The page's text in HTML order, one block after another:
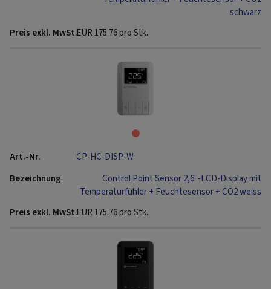
schwarz
EUR 175.76pro Stk.
CP-HC-DISP-W
Control Point Sensor 2,6"-LCD-Display mit
Temperaturfühler + Feuchtesensor + CO2 weiss
EUR 175.76pro Stk.